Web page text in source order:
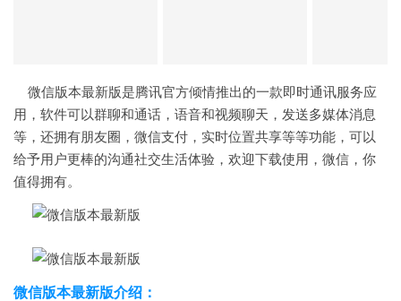
微信版本最新版是腾讯官方倾情推出的一款即时通讯服务应
用，软件可以群聊和通话，语音和视频聊天，发送多媒体消息
等，还拥有朋友圈，微信支付，实时位置共享等等功能，可以
给予用户更棒的沟通社交生活体验，欢迎下载使用，微信，你
值得拥有。
微信版本最新版介绍：